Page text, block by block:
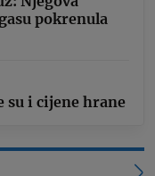
pokrenula
su i cijene hrane